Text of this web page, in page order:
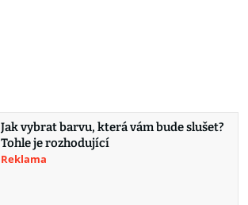
Jak vybrat barvu, která vám bude slušet?
Tohle je rozhodující
Reklama